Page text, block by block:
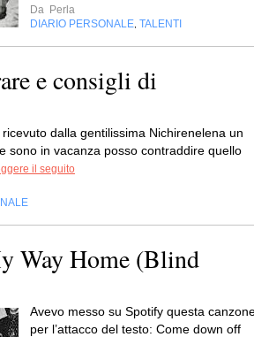
Da Perla
DIARIO PERSONALE TALENTI
e consigli di
dalla gentilissima Nichirenelena un
sono in vacanza posso contraddire quello
il seguito
Way Home (Blind
Avevo messo su Spotify questa
per l’attacco del testo: Come down off